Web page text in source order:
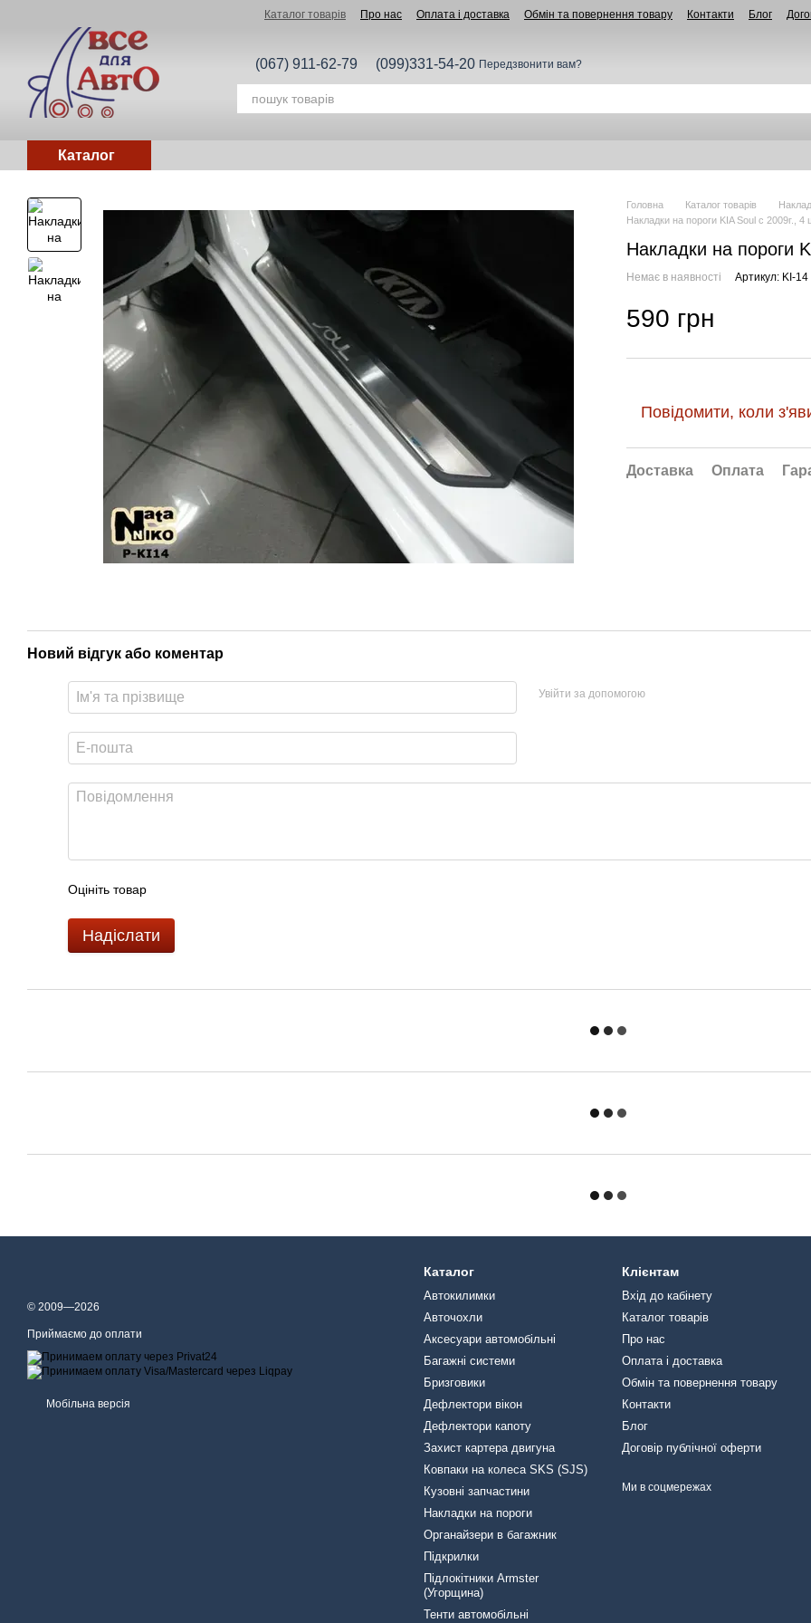
Каталог товарів Про нас Оплата і доставка Обмін та повернення товару Контакти Блог
(067) 911-62-79 (099)331-54-20 Передзвонити вам?
Каталог
Головна Каталог товарів
Накладки на пороги KIA Soul c 2009г., 4
Накладки на пороги
Немає в наявності Артикул: KI-14
590 грн
Повідомити, коли
Доставка Оплата
Новий відгук або коментар
Увійти за допомогою
Оцініть товар
Надіслати
© 2009—2026
Приймаємо до оплати
Мобільна версія
Каталог
Автокилимки
Авточохли
Аксесуари автомобільні
Багажні системи
Бризговики
Дефлектори вікон
Дефлектори капоту
Захист картера двигуна
Ковпаки на колеса SKS (SJS)
Кузовні запчастини
Накладки на пороги
Органайзери в багажник
Підкрилки
Підлокітники Armster
(Угорщина)
Тенти автомобільні
Клієнтам
Вхід до кабінету
Каталог товарів
Про нас
Оплата і доставка
Обмін та повернення товару
Контакти
Блог
Договір публічної оферти
Ми в соцмережах